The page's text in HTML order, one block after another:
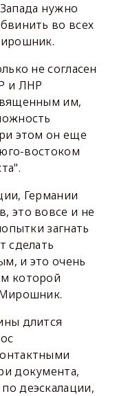
нужно
во всех
не согласен
и ЛНР
им,
этом он еще
востоком
Германии
это вовсе и не
загнать
сделать
и это очень
которой
длится
документа,
деэскалации,